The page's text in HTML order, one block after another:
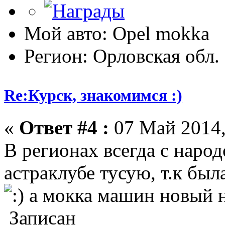
Мой авто: Opel mokka
Регион: Орловская обл.
Re:Курск, знакомимся :)
« Ответ #4 : 07 Май
В регионах всегда с
астраклубе тусую, т.к
а мокка машин новый
Записан